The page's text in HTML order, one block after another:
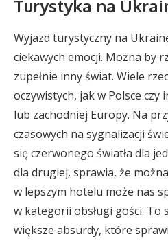
Turystyka na
Wyjazd turystyczny na
ciekawych emocji. Można by
zupełnie inny świat. Wiele
oczywistych, jak w Polsce
lub zachodniej Europy. Na
czasowych na sygnalizacji
się czerwonego światła dla
dla drugiej, sprawia, że
w lepszym hotelu może nas
w kategorii obsługi gości. To
większe absurdy, które